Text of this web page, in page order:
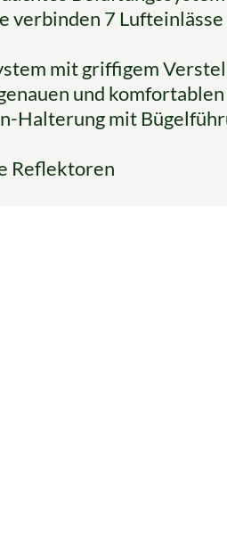
verbinden 7
mit griffigem
und
Halterung mit
Reflektoren